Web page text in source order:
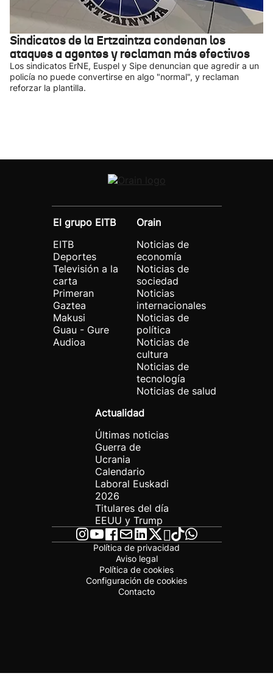
Sindicatos de la Ertzaintza condenan los
ataques a agentes y reclaman más efectivos
Los sindicatos ErNE, Euspel y Sipe denuncian que agredir a un
policía no puede convertirse en algo "normal", y reclaman
reforzar la plantilla.
El grupo EITB
EITB
Deportes
Televisión a la
carta
Primeran
Gaztea
Makusi
Guau - Gure
Audioa
Orain
Noticias de
economía
Noticias de
sociedad
Noticias
internacionales
Noticias de
política
Noticias de
cultura
Noticias de
tecnología
Noticias de salud
Actualidad
Últimas noticias
Guerra de
Ucrania
Calendario
Laboral Euskadi
2026
Titulares del día
EEUU y Trump
Política de privacidad
Aviso legal
Política de cookies
Configuración de cookies
Contacto